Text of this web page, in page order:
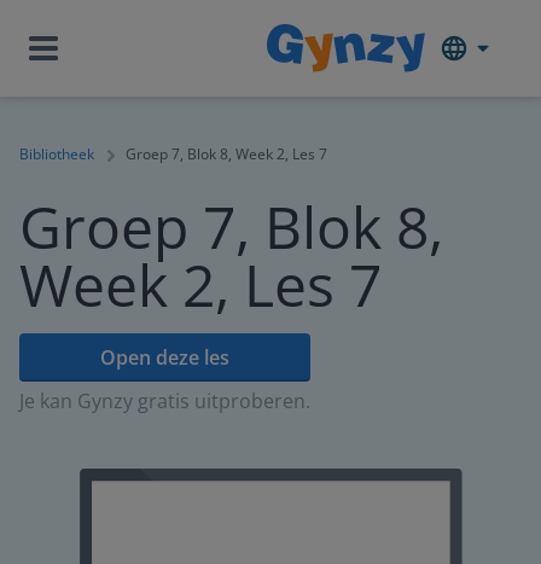
Bibliotheek Groep 7, Blok 8, Week 2, Les 7
Groep 7, Blok 8,
Week 2, Les 7
Open deze les
Je kan Gynzy gratis uitproberen.